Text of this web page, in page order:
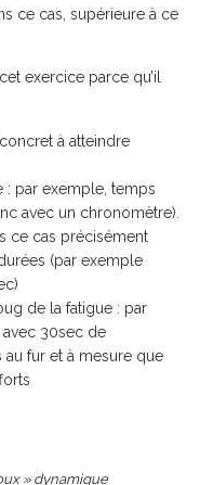
ce cas, supérieure à ce
exercice parce qu’il
à atteindre
: par exemple, temps
avec un chronomètre).
ce cas précisément
(par exemple
de la fatigue : par
30sec de
fur et à mesure que